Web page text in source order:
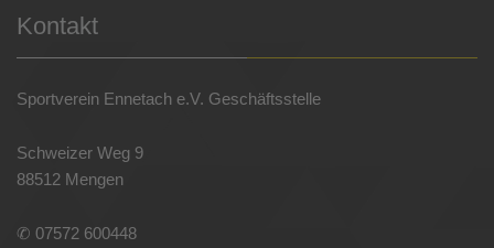
Kontakt
Sportverein Ennetach e.V. Geschäftsstelle
Schweizer Weg 9
88512 Mengen
✆ 07572 600448